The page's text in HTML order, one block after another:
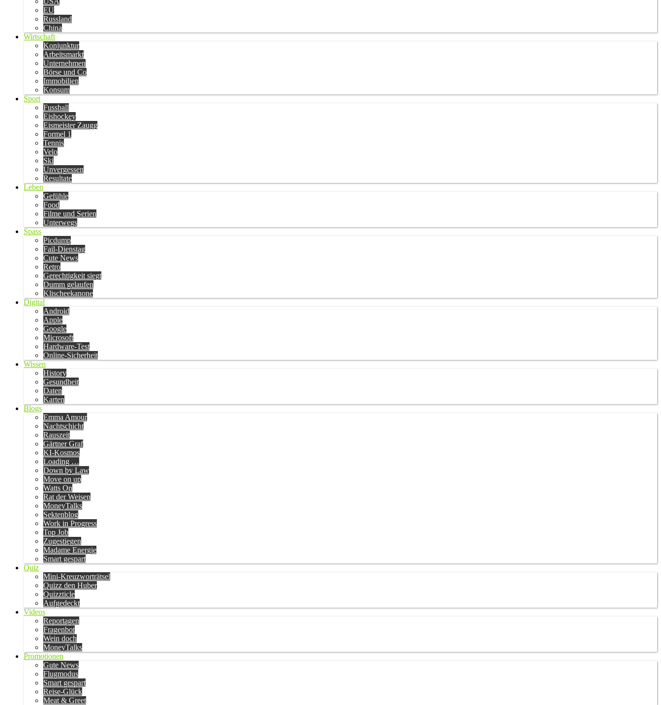
EU
Russland
China
Wirtschaft
Konjunktur
Arbeitsmarkt
Unternehmen
Börse und Co
Immobilien
Konsum
Sport
Fussball
Eishockey
Eismeister Zaugg
Formel 1
Tennis
Velo
Ski
Unvergessen
Resultate
Leben
Gefühle
Food
Filme und Serien
Unterwegs
Spass
Picdump
Fail-Dienstag
Cute News
Retro
Gerechtigkeit siegt
Dumm gelaufen
Klischeekanone
Digital
Android
Apple
Google
Microsoft
Hardware-Test
Online-Sicherheit
Wissen
History
Gesundheit
Daten
Karten
Blogs
Emma Amour
Nachtschicht
Rauszeit
Gärtner Graf
KI-Kosmos
Loading …
Down by Law
Move on up
Watts On
Rat der Weisen
MoneyTalks
Sektenblog
Work in Progress
Top Job
Zugestiegen
Madame Energie
Smart gespart
Quiz
Mini-Kreuzworträtsel
Quizz den Huber
Quizzticle
Aufgedeckt
Videos
Reportagen
Fragenbot
Wein doch
MoneyTalks
Promotionen
Gute News
Flugmodus
Smart gespart
Reise-Glück
Meat & Greet